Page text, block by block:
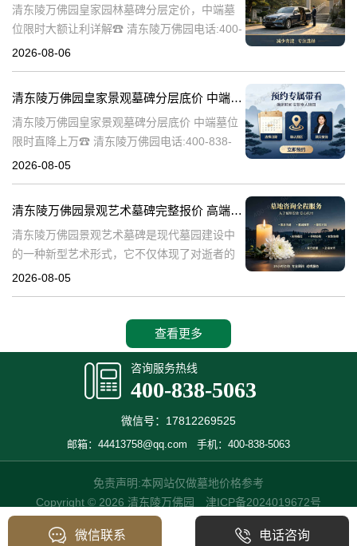
清东陵万佛园皇家园林墓碑分层定价，中端墓
位限时大额让利详解☎ 清东陵万佛园电话:400-
838-5063清东陵万佛园，作为中国历史上著名
2026-08-06
清东陵万佛园皇家景观墓碑分层底价 中端墓位限时直降上万
清东陵万佛园皇家景观墓碑分层底价 中端墓位
限时直降上万☎ 清东陵万佛园电话:400-838-
5063清东陵万佛园，作为中国历史上著名的皇
2026-08-05
清东陵万佛园景观艺术墓碑完整报价 高端墓型大额直降活动详解
清东陵万佛园景观艺术墓碑是现代墓园建设中
的一种新型艺术形式，它不仅体现了对逝者的
尊重和缅怀，更是一种文化艺术的传承。本文
2026-08-05
查看更多
咨询服务热线
400-838-5063
微信号：17812269525
邮箱：44413758@qq.com 手机：400-838-5063
免责声明:本网站仅做墓地价格参考
Copyright © 2026 清东陵万佛园 津ICP备2024019672号
微信联系 电话咨询